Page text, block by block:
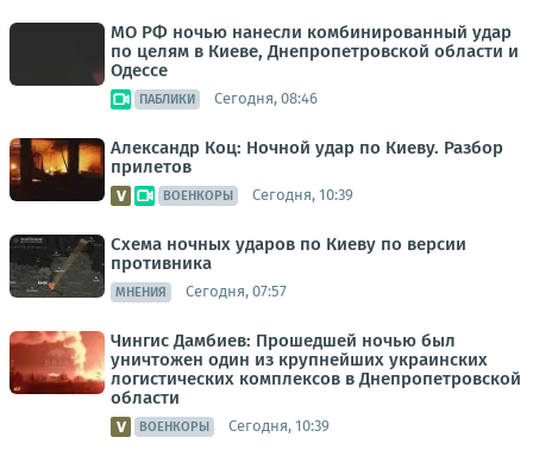
МО РФ ночью нанесли комбинированный удар
по целям в Киеве, Днепропетровской области и
Одессе
ПАБЛИКИ Сегодня, 08:46
Александр Коц: Ночной удар по Киеву. Разбор
прилетов
ВОЕНКОРЫ Сегодня, 10:39
Схема ночных ударов по Киеву по версии
противника
МНЕНИЯ Сегодня, 07:57
Чингис Дамбиев: Прошедшей ночью был
уничтожен один из крупнейших украинских
логистических комплексов в Днепропетровской
области
ВОЕНКОРЫ Сегодня, 10:39